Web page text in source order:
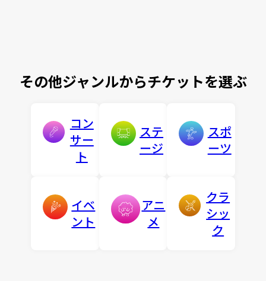
その他ジャンルからチケットを選ぶ
コン
サー
ト
ステ
ージ
スポ
ーツ
イベ
ント
アニ
メ
クラ
シッ
ク